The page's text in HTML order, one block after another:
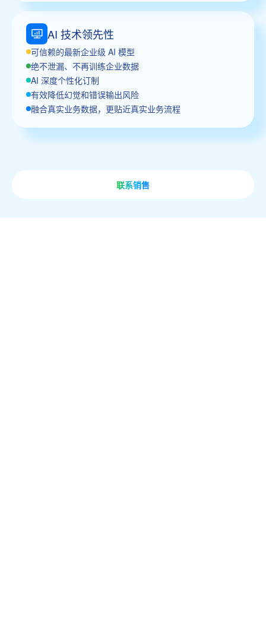
AI 技术领先性
可信赖的最新企业级 AI 模型
绝不泄漏、不再训练企业数据
AI 深度个性化订制
有效降低幻觉和错误输出风险
融合真实业务数据，更贴近真实业务流程
联系销售